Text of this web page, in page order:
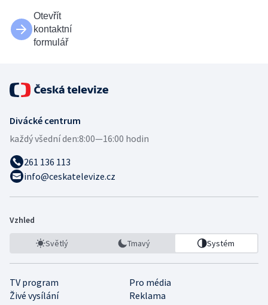
Otevřít
kontaktní
formulář
Divácké centrum
každý všední den:8:00—16:00 hodin
261 136 113
info@ceskatelevize.cz
Vzhled
Světlý Tmavý Systém
TV program
Pro média
Živé vysílání
Reklama